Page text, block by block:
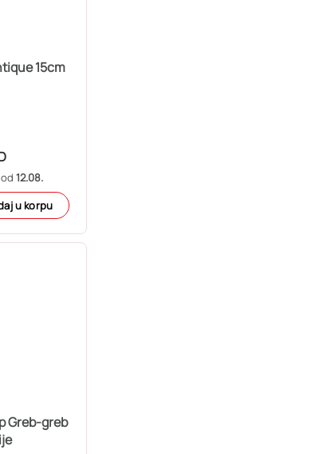
15cm
12.08.
u korpu
Greb-greb